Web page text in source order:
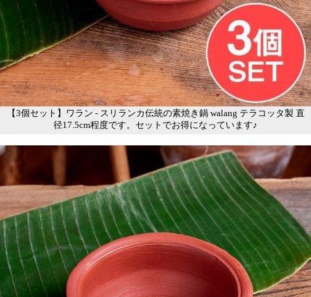
【3個セット】ワラン - スリランカ伝統の素焼き鍋 walang テラコッタ製 直
径17.5cm程度です。セットでお得になっています♪